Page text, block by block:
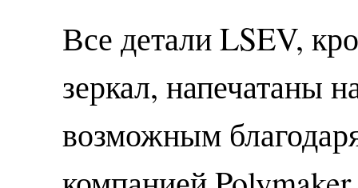
Все детали LSEV,
зеркал, напечатаны
возможным